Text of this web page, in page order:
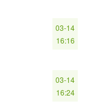
03-14
16:16
03-14
16:24